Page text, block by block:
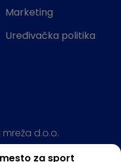
za sport
Marketing
Uređivačka politika
d.o.o.